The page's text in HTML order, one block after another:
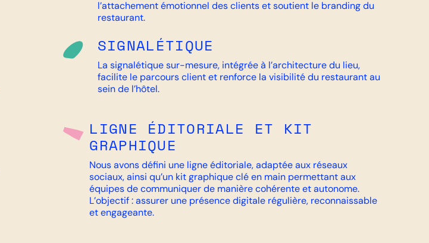
l’attachement émotionnel des clients et soutient le branding du
restaurant.
SIGNALÉTIQUE
La signalétique sur-mesure, intégrée à l’architecture du lieu,
facilite le parcours client et renforce la visibilité du restaurant au
sein de l’hôtel.
LIGNE ÉDITORIALE ET KIT
GRAPHIQUE
Nous avons défini une ligne éditoriale, adaptée aux réseaux
sociaux, ainsi qu’un kit graphique clé en main permettant aux
équipes de communiquer de manière cohérente et autonome.
L’objectif : assurer une présence digitale régulière, reconnaissable
et engageante.